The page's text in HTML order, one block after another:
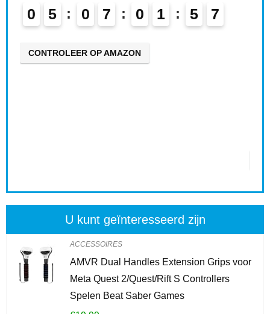
0 5 0 7 0 1 5 6
7
CONTROLEER OP AMAZON
U kunt geïnteresseerd zijn
ACCESSOIRES
AMVR Dual Handles Extension Grips voor
Meta Quest 2/Quest/Rift S Controllers
Spelen Beat Saber Games